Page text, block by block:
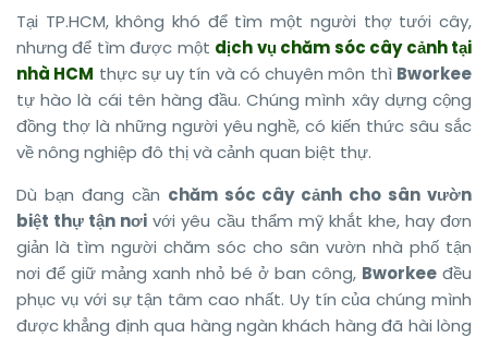
Tại TP.HCM, không khó để tìm một người thợ tưới cây,
nhưng để tìm được một dịch vụ chăm sóc cây cảnh tại
nhà HCM thực sự uy tín và có chuyên môn thì Bworkee
tự hào là cái tên hàng đầu. Chúng mình xây dựng cộng
đồng thợ là những người yêu nghề, có kiến thức sâu sắc
về nông nghiệp đô thị và cảnh quan biệt thự.
Dù bạn đang cần chăm sóc cây cảnh cho sân vườn
biệt thự tận nơi với yêu cầu thẩm mỹ khắt khe, hay đơn
giản là tìm người chăm sóc cho sân vườn nhà phố tận
nơi để giữ mảng xanh nhỏ bé ở ban công, Bworkeeđều
phục vụ với sự tận tâm cao nhất. Uy tín của chúng mình
được khẳng định qua hàng ngàn khách hàng đã hài lòng